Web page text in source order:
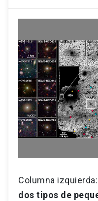
Columna izquierda:
dos tipos de